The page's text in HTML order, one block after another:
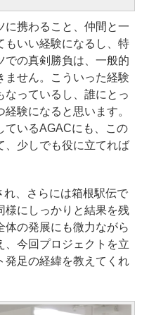
に携わること、仲間と一
もいい経験になるし、特
での真剣勝負は、一般的
ません。こういった経験
なっているし、誰にとっ
験になると思います。
ているAGACにも、この
、少しでも役に立てれば
れ、さらには箱根駅伝で
様にしっかりと結果を残
体の発展にも微力ながら
、今回プロジェクトを立
発足の経緯を教えてくれ